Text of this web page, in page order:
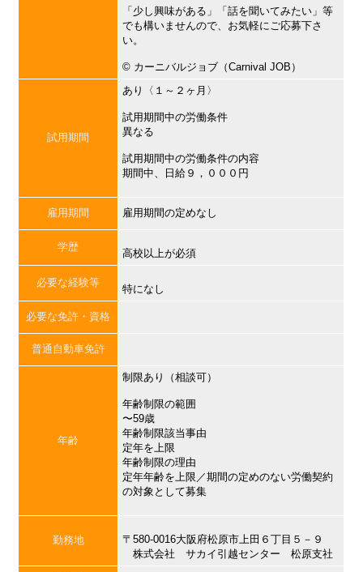
「少し興味がある」「話を聞いてみたい」等
でも構いませんので、お気軽にご応募下さ
い。
©︎ カーニバルジョブ（Carnival JOB）
試用期間
あり〈１～２ヶ月〉
試用期間中の労働条件
異なる
試用期間中の労働条件の内容
期間中、日給９，０００円
雇用期間 雇用期間の定めなし
学歴
高校以上が必須
必要な経験等
特になし
必要な免許・資格
普通自動車免許
年齢
制限あり（相談可）
年齢制限の範囲
〜59歳
年齢制限該当事由
定年を上限
年齢制限の理由
定年年齢を上限／期間の定めのない労働契約
の対象として募集
勤務地
〒580-0016大阪府松原市上田６丁目５－９
株式会社 サカイ引越センター 松原支社